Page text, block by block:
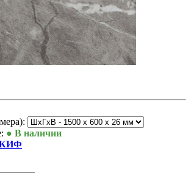
● В наличии